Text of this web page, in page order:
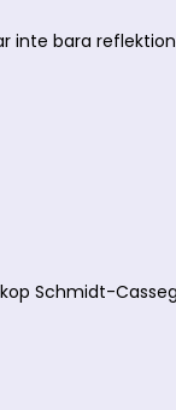
inte bara
Schmidt-